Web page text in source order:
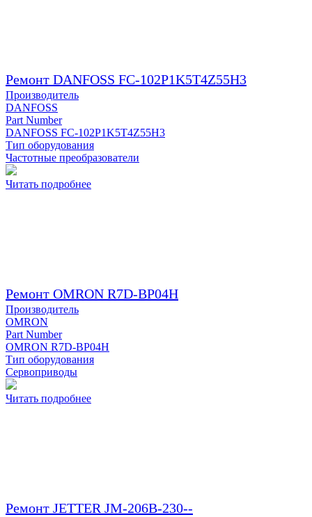
Ремонт DANFOSS FC-102P1K5T4Z55H3
Производитель
DANFOSS
Part Number
DANFOSS FC-102P1K5T4Z55H3
Тип оборудования
Частотные преобразователи
Читать подробнее
Ремонт OMRON R7D-BP04H
Производитель
OMRON
Part Number
OMRON R7D-BP04H
Тип оборудования
Сервоприводы
Читать подробнее
Ремонт JETTER JM-206B-230--